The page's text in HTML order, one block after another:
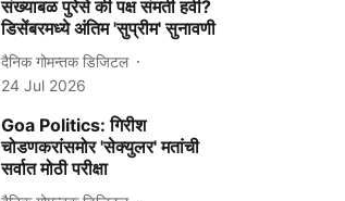
संख्याबळ पुरेसे की पक्ष संमती हवी?
डिसेंबरमध्ये अंतिम 'सुप्रीम' सुनावणी
दैनिक गोमन्तक डिजिटल
24 Jul 2026
Goa Politics: गिरीश
चोडणकरांसमोर 'सेक्युलर' मतांची
सर्वात मोठी परीक्षा